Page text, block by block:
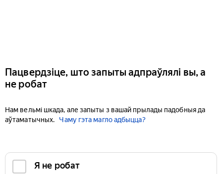
Пацвердзіце, што запыты адпраўлялі вы, а
не робат
Нам вельмі шкада, але запыты з вашай прылады падобныя да
аўтаматычных.
Чаму гэта магло адбыцца?
Я не робат